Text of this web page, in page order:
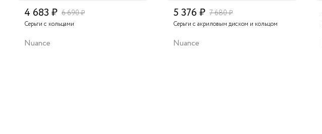
4 683 ₽ 6 690 ₽
Серьги с кольцами
Nuance
5 376 ₽ 7 680 ₽
Серьги с акриловым диском и кольцом
Nuance